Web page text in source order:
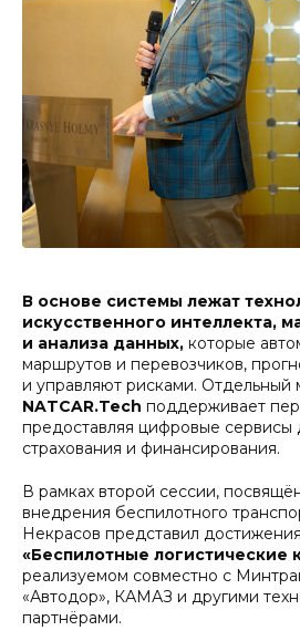
В основе системы лежат
искусственного интеллекта,
и анализа данных, которые
маршрутов и перевозчиков,
и управляют рисками. Отдельный
NATCAR.Tech поддерживает
предоставляя цифровые сервисы
страхования и финансирования.
В рамках второй сессии,
внедрения беспилотного
Некрасов представил
«Беспилотные логистические
реализуемом совместно с
«Автодор», КАМАЗ и другими
партнёрами.